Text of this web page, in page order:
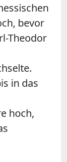
bevor
Theodor
in das
hoch,